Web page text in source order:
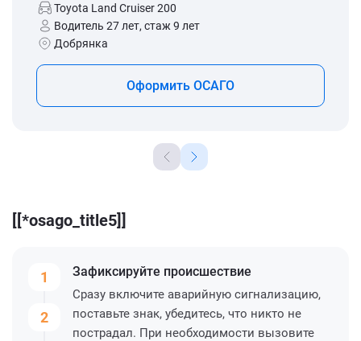
Toyota Land Cruiser 200
Водитель 27 лет, стаж 9 лет
Добрянка
Оформить ОСАГО
[[*osago_title5]]
1
2
Зафиксируйте происшествие
Сразу включите аварийную сигнализацию,
поставьте знак, убедитесь, что никто не
пострадал. При необходимости вызовите